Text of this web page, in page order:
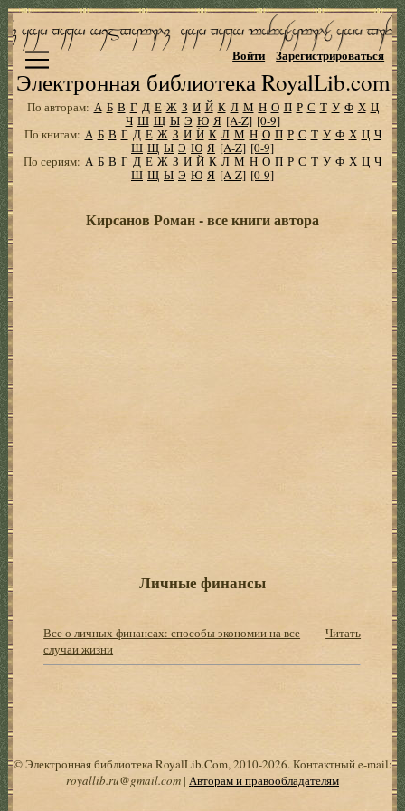
Электронная библиотека RoyalLib.com
Войти Зарегистрироваться
По авторам: А Б В Г Д Е Ж З И Й К Л М Н О П Р С Т У Ф Х Ц
Ч Ш Щ Ы Э Ю Я [A-Z] [0-9]
По книгам: А Б В Г Д Е Ж З И Й К Л М Н О П Р С Т У Ф Х Ц Ч
Ш Щ Ы Э Ю Я [A-Z] [0-9]
По сериям: А Б В Г Д Е Ж З И Й К Л М Н О П Р С Т У Ф Х Ц Ч
Ш Щ Ы Э Ю Я [A-Z] [0-9]
Кирсанов Роман - все книги автора
Личные финансы
Все о личных финансах: способы экономии на все
случаи жизни
Читать
© Электронная библиотека RoyalLib.Com, 2010-2026. Контактный e-mail:
royallib.ru@gmail.com| Авторам и правообладателям